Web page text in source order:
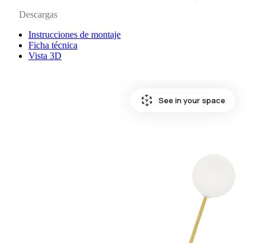
Descargas
Instrucciones de montaje
Ficha técnica
Vista 3D